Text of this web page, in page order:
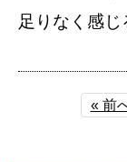
足りなく感じ
« 前